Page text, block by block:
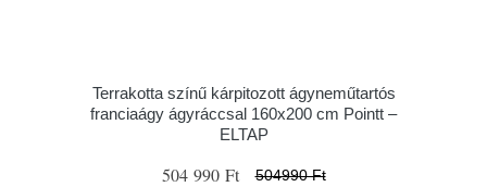
Terrakotta színű kárpitozott ágyneműtartós
franciaágy ágyráccsal 160x200 cm Pointt –
ELTAP
504 990 Ft 504990 Ft